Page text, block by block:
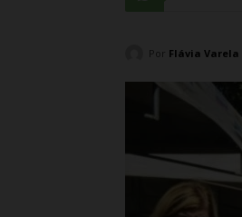
Por Flávia Varela